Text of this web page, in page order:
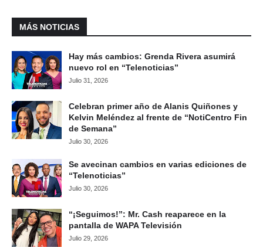
MÁS NOTICIAS
Hay más cambios: Grenda Rivera asumirá
nuevo rol en “Telenoticias”
Julio 31, 2026
Celebran primer año de Alanis Quiñones y
Kelvin Meléndez al frente de “NotiCentro Fin
de Semana”
Julio 30, 2026
Se avecinan cambios en varias ediciones de
“Telenoticias”
Julio 30, 2026
“¡Seguimos!”: Mr. Cash reaparece en la
pantalla de WAPA Televisión
Julio 29, 2026